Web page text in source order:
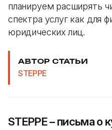
планируем расширять
спектра услуг как для
юридических лиц.
АВТОР СТАТЬИ
STEPPE
STEPPE – письма о